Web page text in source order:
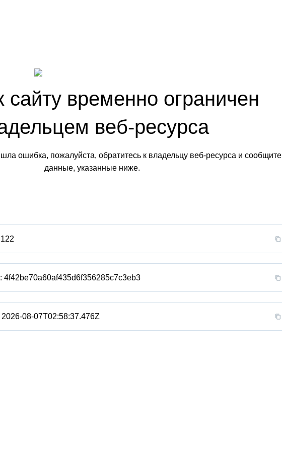
сайту временно ограничен
веб-ресурса
ошибка, пожалуйста, обратитесь к владельцу веб-ресурса и сообщите
данные, указанные ниже.
4f42be70a60af435d6f356285c7c3eb3
2026-08-07T02:58:37.476Z